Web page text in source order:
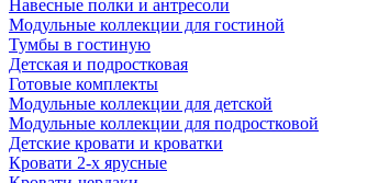
Навесные полки и антресоли
Модульные коллекции для гостиной
Тумбы в гостиную
Детская и подростковая
Готовые комплекты
Модульные коллекции для детской
Модульные коллекции для подростковой
Детские кровати и кроватки
Кровати 2-х ярусные